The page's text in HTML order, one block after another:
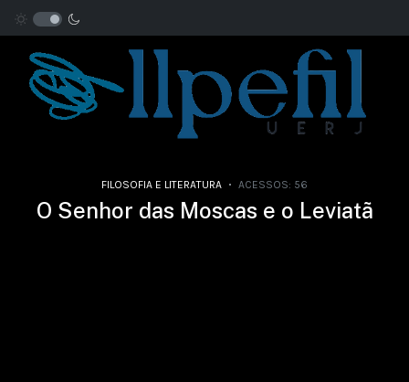
FILOSOFIA E LITERATURA ACESSOS: 56
O Senhor das Moscas e o Leviatã